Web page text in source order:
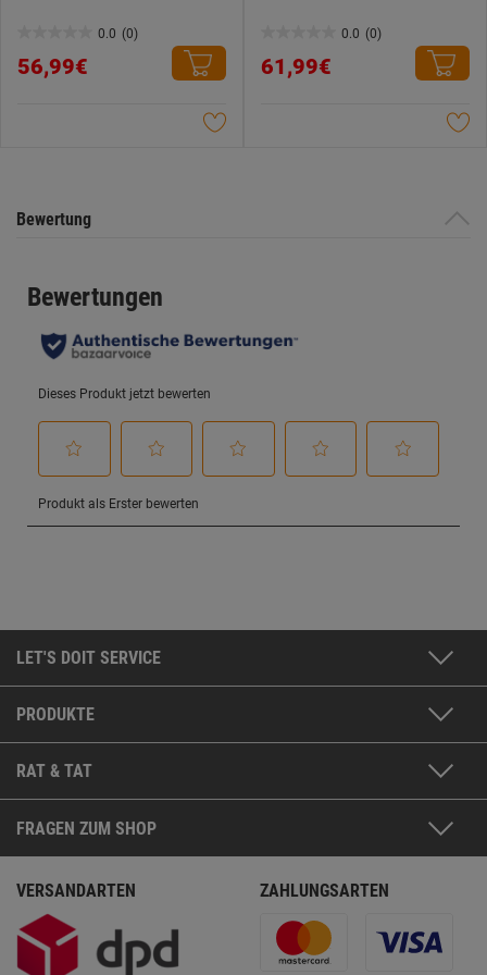
0.0 (0)
von
56,99€
0.0 (0)
von
61,99€
Bewertung
LET'S DOIT SERVICE
PRODUKTE
RAT & TAT
FRAGEN ZUM SHOP
VERSANDARTEN ZAHLUNGSARTEN